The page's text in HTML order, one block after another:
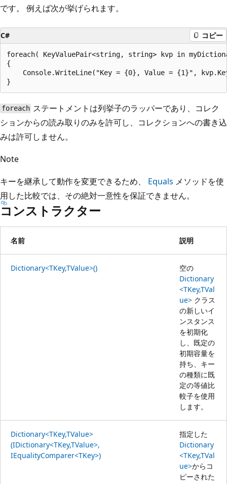
です。 例えば次が挙げられます。
C# コピー
foreach( KeyValuePair<string, string> kvp in
{
Console.WriteLine("Key = {0}, Value = {1}",
foreach ステートメントは列挙子のラッパーであり、コレク
ションからの読み取りのみを許可し、コレクションへの書き込
みは許可しません。
Note
キーを継承して動作を変更できるため、 Equals メソッドを使
用した比較では、その絶対一意性を保証できません。
コンストラクター
名前 説明
Dictionary<TKey,TValue>()
空の
Dictionary
<TKey,TVal
ue> クラス
の新しいイ
ンスタンス
を初期化
し、既定の
初期容量を
持ち、キー
の種類に既
定の等値比
較子を使用
します。
Dictionary<TKey,TValue>
(IDictionary<TKey,TValue>,
IEqualityComparer<TKey>)
指定した
Dictionary
<TKey,TVal
ue>からコ
ピーされた